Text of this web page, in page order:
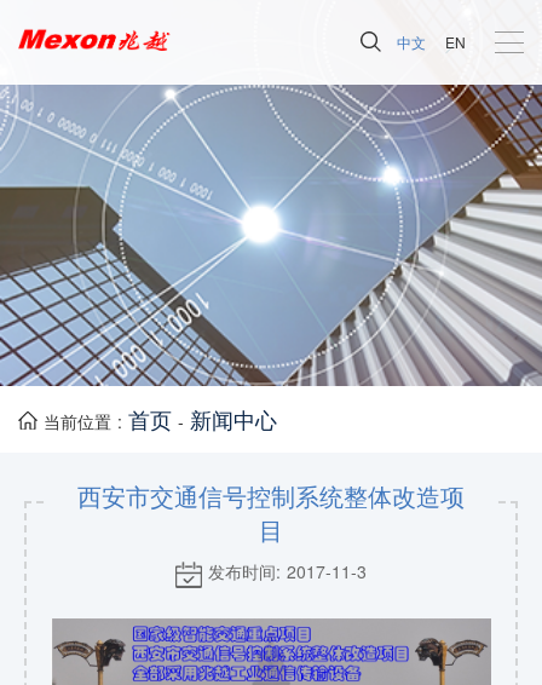
中文 EN
当前位置 : 首页 - 新闻中心
西安市交通信号控制系统整体改造项
目
发布时间: 2017-11-3